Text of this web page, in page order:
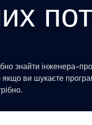
знайти інженера-
якщо ви шукаєте